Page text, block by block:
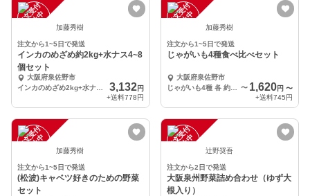
注
文
受
付
停
止
中 加藤秀樹
注文から1~5日で発送
インカのめざめ約2kg+水ナス4~8
個セット
大阪府泉佐野市
3,132円
+送料778円
注
文
受
付
停
止
中 加藤秀樹
注文から1~5日で発送
じゃがいも4種食べ比べセット
大阪府泉佐野市
じゃがいも4種 各 約700g
〜 1,620円 〜
+送料745円
注
文
受
付
停
止
中 加藤秀樹
注文から1~5日で発送
(松波)キャベツ好きのための野菜
セット
注
文
受
付
停
止
中 辻野奨吾
注文から2日で発送
大阪泉州野菜詰め合わせ（ゆず大
根入り）